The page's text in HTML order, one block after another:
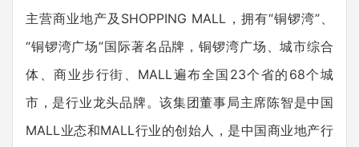
主营商业地产及SHOPPING MALL，拥有“铜锣湾”、
“铜锣湾广场”国际著名品牌，铜锣湾广场、城市综合
体、商业步行街、MALL遍布全国23个省的68个城
市，是行业龙头品牌。该集团董事局主席陈智是中国
MALL业态和MALL行业的创始人，是中国商业地产行